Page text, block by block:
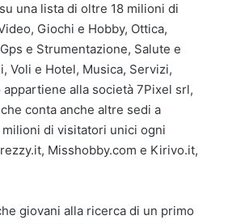
una lista di oltre 18 milioni di
Giochi e Hobby, Ottica,
e Strumentazione, Salute e
Voli e Hotel, Musica, Servizi,
alla società 7Pixel srl,
conta anche altre sedi a
milioni di visitatori unici ogni
Misshobby.com e Kirivo.it,
giovani alla ricerca di un primo